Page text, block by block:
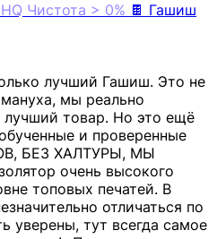
HQ Чистота > 0% 🍫 Гашиш
лучший Гашиш. Это не
мы реально
товар. Но это ещё
и проверенные
БЕЗ ХАЛТУРЫ, МЫ
очень высокого
топовых печатей. В
отличаться по
уверены, тут всегда самое